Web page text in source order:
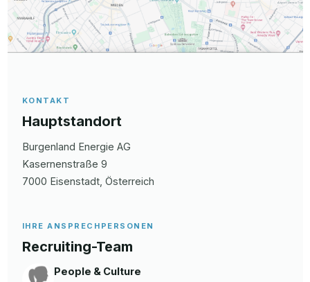
KONTAKT
Hauptstandort
Burgenland Energie AG
Kasernenstraße 9
7000 Eisenstadt, Österreich
IHRE ANSPRECHPERSONEN
Recruiting-Team
People & Culture